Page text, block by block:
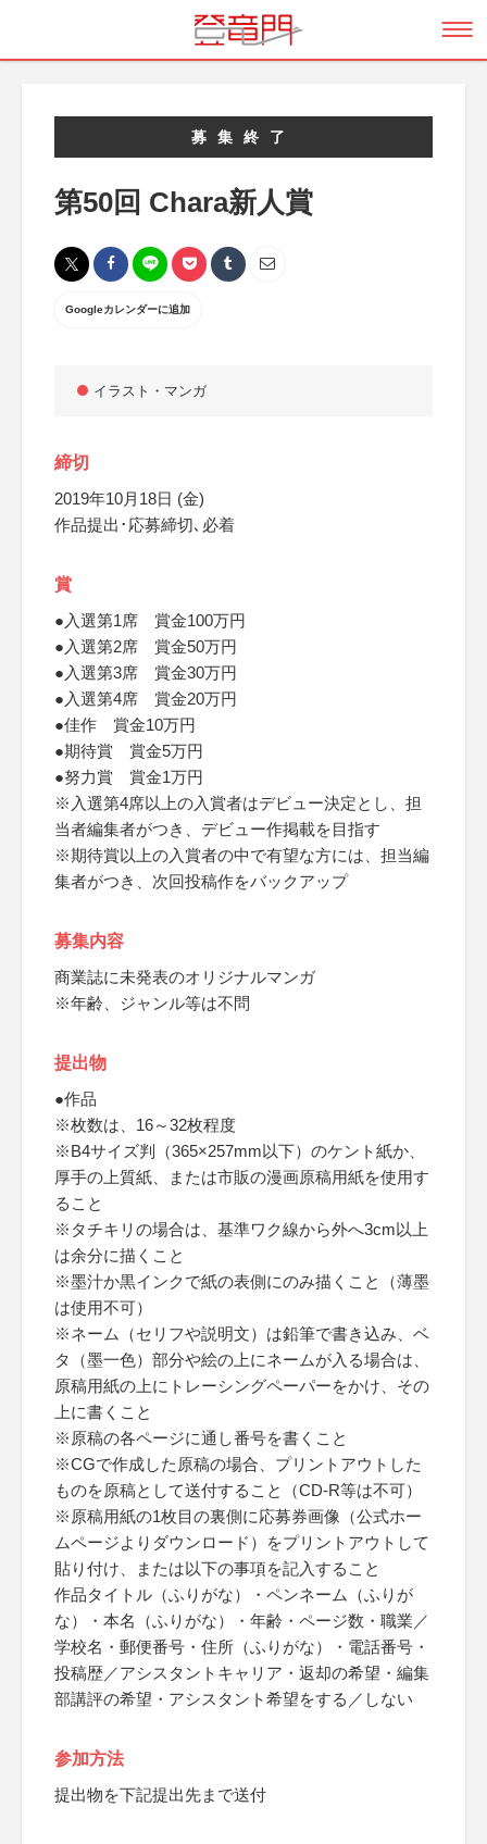
募集終了
第50回 Chara新人賞
Googleカレンダーに追加
イラスト・マンガ
締切
2019年10月18日 (金)
作品提出･応募締切､必着
賞
●入選第1席 賞金100万円
●入選第2席 賞金50万円
●入選第3席 賞金30万円
●入選第4席 賞金20万円
●佳作 賞金10万円
●期待賞 賞金5万円
●努力賞 賞金1万円
※入選第4席以上の入賞者はデビュー決定とし、担
当者編集者がつき、デビュー作掲載を目指す
※期待賞以上の入賞者の中で有望な方には、担当編
集者がつき、次回投稿作をバックアップ
募集内容
商業誌に未発表のオリジナルマンガ
※年齢、ジャンル等は不問
提出物
●作品
※枚数は、16～32枚程度
※B4サイズ判（365×257mm以下）のケント紙か、
厚手の上質紙、または市販の漫画原稿用紙を使用す
ること
※タチキリの場合は、基準ワク線から外へ3cm以上
は余分に描くこと
※墨汁か黒インクで紙の表側にのみ描くこと（薄墨
は使用不可）
※ネーム（セリフや説明文）は鉛筆で書き込み、ベ
タ（墨一色）部分や絵の上にネームが入る場合は、
原稿用紙の上にトレーシングペーパーをかけ、その
上に書くこと
※原稿の各ページに通し番号を書くこと
※CGで作成した原稿の場合、プリントアウトした
ものを原稿として送付すること（CD-R等は不可）
※原稿用紙の1枚目の裏側に応募券画像（公式ホー
ムページよりダウンロード）をプリントアウトして
貼り付け、または以下の事項を記入すること
作品タイトル（ふりがな）・ペンネーム（ふりが
な）・本名（ふりがな）・年齢・ページ数・職業／
学校名・郵便番号・住所（ふりがな）・電話番号・
投稿歴／アシスタントキャリア・返却の希望・編集
部講評の希望・アシスタント希望をする／しない
参加方法
提出物を下記提出先まで送付